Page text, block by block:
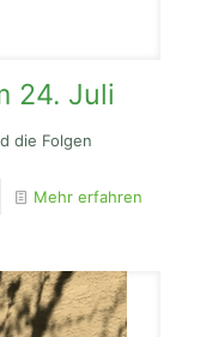
24. Juli
die Folgen
Mehr erfahren